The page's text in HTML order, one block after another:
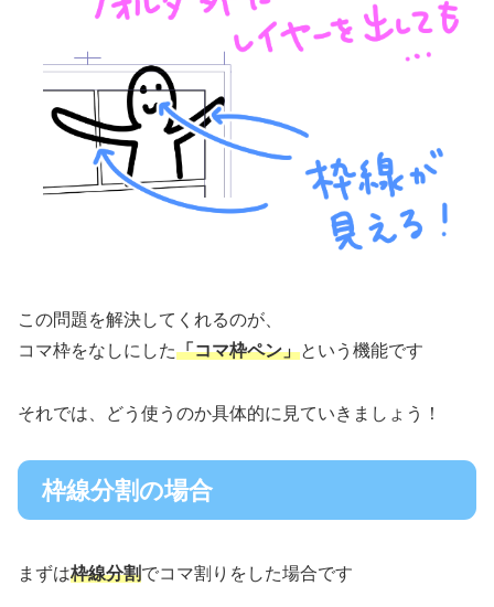
この問題を解決してくれるのが、
コマ枠をなしにした「コマ枠ペン」という機能です
それでは、どう使うのか具体的に見ていきましょう！
枠線分割の場合
まずは枠線分割でコマ割りをした場合です